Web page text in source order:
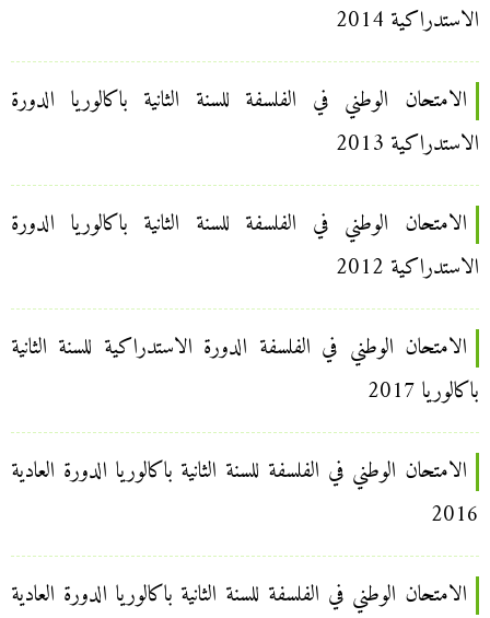
الاستدراكية 2014
الامتحان الوطني في الفلسفة للسنة الثانية باكالوريا الدورة
الاستدراكية 2013
الامتحان الوطني في الفلسفة للسنة الثانية باكالوريا الدورة
الاستدراكية 2012
الامتحان الوطني في الفلسفة الدورة الاستدراكية للسنة الثانية
باكالوريا 2017
الامتحان الوطني في الفلسفة للسنة الثانية باكالوريا الدورة العادية
2016
الامتحان الوطني في الفلسفة للسنة الثانية باكالوريا الدورة العادية